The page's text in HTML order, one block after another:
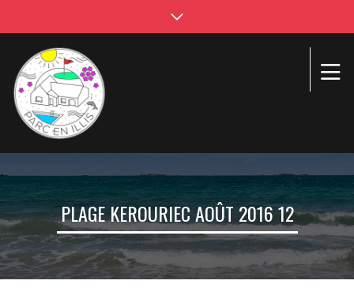
PLAGE KEROURIEC AOÛT 2016 12